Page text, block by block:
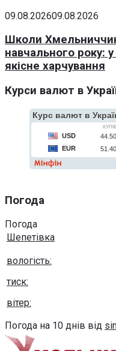
09.08.202609.08.2026
Школи
навчального року:
якісне харчування
Курси валют в
Погода
Погода
Шепетівка
вологість:
тиск:
вітер:
Погода на 10 днів від